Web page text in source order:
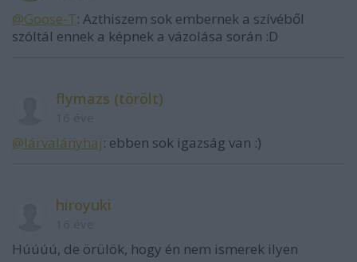
@Goose-T: Azthiszem sok embernek a szívéből
szóltál ennek a képnek a vázolása során :D
flymazs (törölt)
@lárvalányhaj: ebben sok igazság van :)
hiroyuki
Húúúú, de örülök, hogy én nem ismerek ilyen